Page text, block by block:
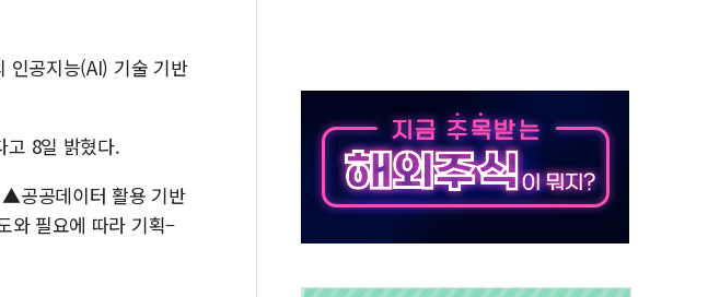
간 마라톤 부동산 2차 회의' 주재… "전폭적 공급 확대·속도전 총력"
에르도안의 만남
군에 국내 최대 규모 400MW 태양광 착공…여의도 1.6배 규모
인공지능(AI) 기술 기반
고 8일 밝혔다.
공공데이터 활용 기반
와 필요에 따라 기획–